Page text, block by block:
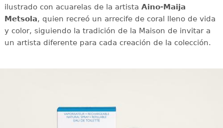
ilustrado con acuarelas de la artista Aino-Maija
Metsola, quien recreó un arrecife de coral lleno de vida
y color, siguiendo la tradición de la Maison de invitar a
un artista diferente para cada creación de la colección.